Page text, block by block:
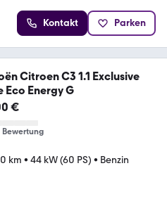
Kontakt Parken
Citroen C3 1.1 Exclusive
Eco Energy G
€
Bewertung
km • 44 kW (60 PS) • Benzin